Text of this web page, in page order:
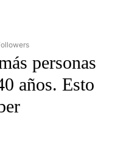
"CNN-SPANISH" TO RECEIVE
personas
años. Esto